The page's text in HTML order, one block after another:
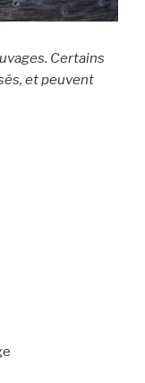
Certains
et peuvent